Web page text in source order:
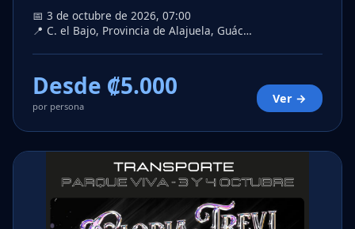
📅 3 de octubre de 2026, 07:00
📍 C. el Bajo, Provincia de Alajuela, Guác…
Desde ₡5.000
por persona
Ver →